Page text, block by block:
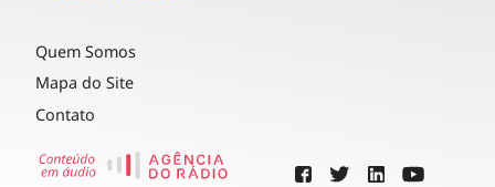
Quem Somos
Mapa do Site
Contato